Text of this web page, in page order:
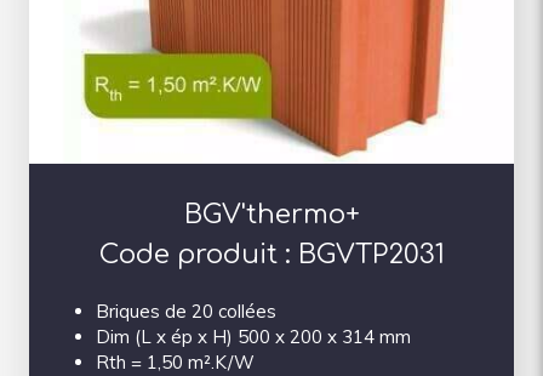
BGV'thermo+
Code produit : BGVTP2031
Briques de 20 collées
Dim (L x ép x H) 500 x 200 x 314 mm
Rth = 1,50 m².K/W